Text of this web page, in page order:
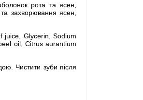
рота та ясен,
захворювання ясен,
juice, Glycerin, Sodium
oil, Citrus aurantium
Чистити зуби після